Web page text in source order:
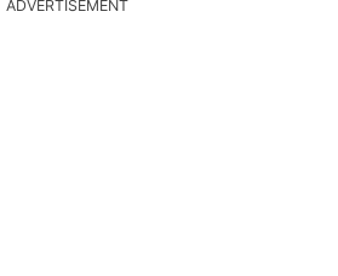
ADVERTISEMENT